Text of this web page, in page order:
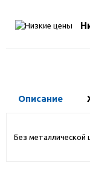
Описание
Без металлической